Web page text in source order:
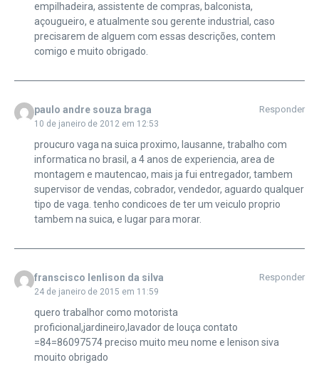
empilhadeira, assistente de compras, balconista,
açougueiro, e atualmente sou gerente industrial, caso
precisarem de alguem com essas descrições, contem
comigo e muito obrigado.
paulo andre souza braga
10 de janeiro de 2012 em 12:53
Responder
proucuro vaga na suica proximo, lausanne, trabalho com
informatica no brasil, a 4 anos de experiencia, area de
montagem e mautencao, mais ja fui entregador, tambem
supervisor de vendas, cobrador, vendedor, aguardo qualquer
tipo de vaga. tenho condicoes de ter um veiculo proprio
tambem na suica, e lugar para morar.
franscisco lenlison da silva
24 de janeiro de 2015 em 11:59
Responder
quero trabalhor como motorista
proficional,jardineiro,lavador de louça contato
=84=86097574 preciso muito meu nome e lenison siva
mouito obrigado